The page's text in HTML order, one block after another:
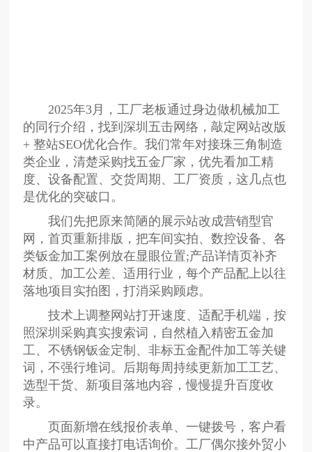
2025年3月，工厂老板通过身边做机械加工
的同行介绍，找到深圳五击网络，敲定网站改版
+ 整站SEO优化合作。我们常年对接珠三角制造
类企业，清楚采购找五金厂家，优先看加工精
度、设备配置、交货周期、工厂资质，这几点也
是优化的突破口。
我们先把原来简陋的展示站改成营销型官
网，首页重新排版，把车间实拍、数控设备、各
类钣金加工案例放在显眼位置;产品详情页补齐
材质、加工公差、适用行业，每个产品配上以往
落地项目实拍图，打消采购顾虑。
技术上调整网站打开速度、适配手机端，按
照深圳采购真实搜索词，自然植入精密五金加
工、不锈钢钣金定制、非标五金配件加工等关键
词，不强行堆词。后期每周持续更新加工工艺、
选型干货、新项目落地内容，慢慢提升百度收
录。
页面新增在线报价表单、一键拨号，客户看
中产品可以直接打电话询价。工厂偶尔接外贸小